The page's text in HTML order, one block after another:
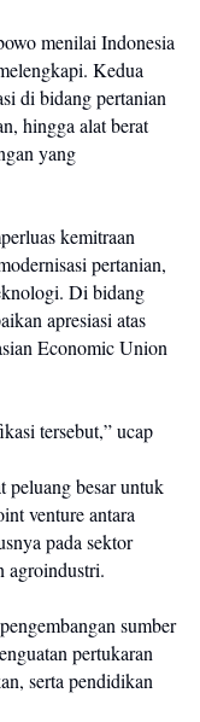
menilai Indonesia
Kedua
di bidang pertanian
hingga alat berat
yang
kemitraan
pertanian,
Di bidang
apresiasi atas
Economic Union
tersebut,” ucap
besar untuk
venture antara
pada sektor
agroindustri.
sumber
pertukaran
serta pendidikan